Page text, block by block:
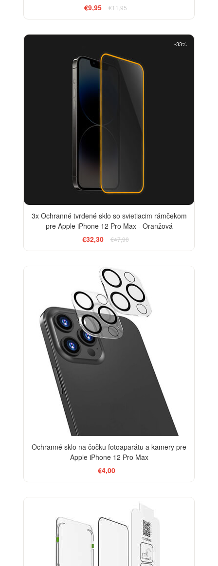
€9,95
€11,95
-33%
3x Ochranné tvrdené sklo so svietiacim rámčekom
pre Apple iPhone 12 Pro Max - Oranžová
€32,30
€47,90
Ochranné sklo na čočku fotoaparátu a kamery pre
Apple iPhone 12 Pro Max
€4,00